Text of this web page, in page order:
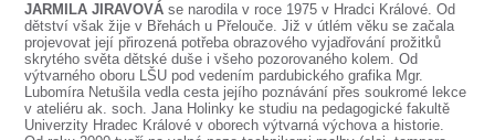
PŘEDPLATNÉ
KONTAKTY
O DIVADLE
JARMILA JIRAVOVÁ se narodila v roce 1975 v Hradci Králové. Od
dětství však žije v Břehách u Přelouče. Již v útlém věku se začala
projevovat její přirozená potřeba obrazového vyjadřování prožitků
skrytého světa dětské duše i všeho pozorovaného kolem. Od
výtvarného oboru LŠU pod vedením pardubického grafika Mgr.
Lubomíra Netušila vedla cesta jejího poznávání přes soukromé lekce
v ateliéru ak. soch. Jana Holinky ke studiu na pedagogické fakultě
Univerzity Hradec Králové v oborech výtvarná výchova a historie.